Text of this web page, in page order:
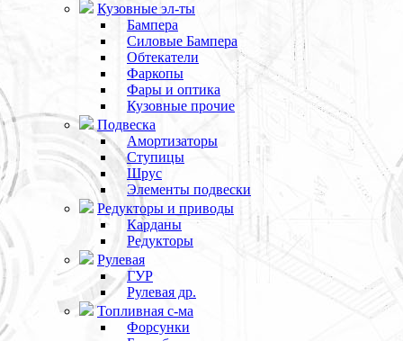
Кузовные эл-ты
Бампера
Силовые Бампера
Обтекатели
Фаркопы
Фары и оптика
Кузовные прочие
Подвеска
Амортизаторы
Ступицы
Шрус
Элементы подвески
Редукторы и приводы
Карданы
Редукторы
Рулевая
ГУР
Рулевая др.
Топливная с-ма
Форсунки